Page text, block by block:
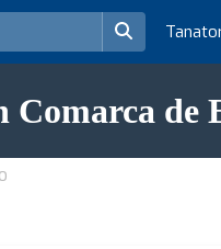
Comarca de